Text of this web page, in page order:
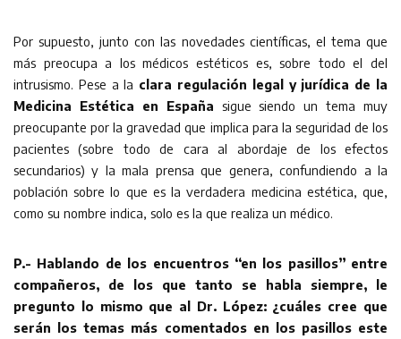
Por supuesto, junto con las novedades científicas, el tema que
más preocupa a los médicos estéticos es, sobre todo el del
intrusismo. Pese a la clara regulación legal y jurídica de la
Medicina Estética en España sigue siendo un tema muy
preocupante por la gravedad que implica para la seguridad de los
pacientes (sobre todo de cara al abordaje de los efectos
secundarios) y la mala prensa que genera, confundiendo a la
población sobre lo que es la verdadera medicina estética, que,
como su nombre indica, solo es la que realiza un médico.
P.- Hablando de los encuentros “en los pasillos” entre
compañeros, de los que tanto se habla siempre, le
pregunto lo mismo que al Dr. López: ¿cuáles cree que
serán los temas más comentados en los pasillos este